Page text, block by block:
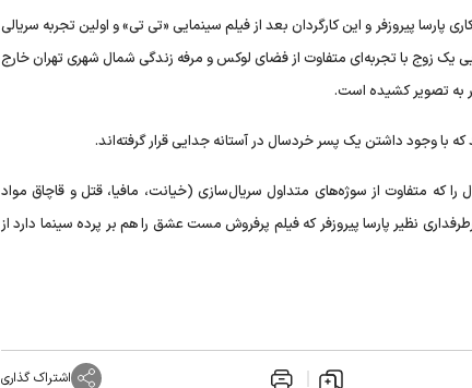
پارسا پیروزفر و این کارگردان بعد از فیلم سینمایی «تی تی» و اولین تجربه سریالی
یک زوج با تجربه‌ای متفاوت از فضای لوکس و مرفه زندگی شمال شهری تهران خارج
به تصویر کشیده است.
با وجود داشتن یک پسر خردسال در آستانه جدایی قرار گرفته‌اند.
را که متفاوت از سوژه‌های متداول سریال‌سازی (خیانت، مافیا، قتل و قاچاق مواد
نظیر پارسا پیروزفر که فیلم پرفروش مست عشق را هم بر پرده سینما دارد از
اشتراک گذاری